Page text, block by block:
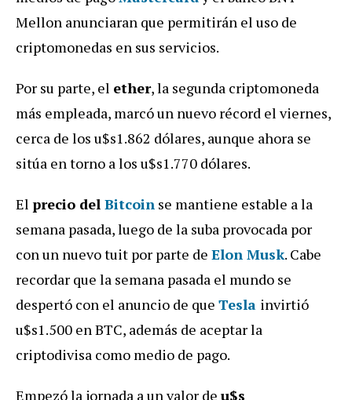
Mellon anunciaran que permitirán el uso de
criptomonedas en sus servicios.
Por su parte, el ether, la segunda criptomoneda
más empleada, marcó un nuevo récord el viernes,
cerca de los u$s1.862 dólares, aunque ahora se
sitúa en torno a los u$s1.770 dólares.
El precio del Bitcoin se mantiene estable a la
semana pasada, luego de la suba provocada por
con un nuevo tuit por parte de Elon Musk. Cabe
recordar que la semana pasada el mundo se
despertó con el anuncio de que Tesla invirtió
u$s1.500 en BTC, además de aceptar la
criptodivisa como medio de pago.
Empezó la jornada a un valor de u$s